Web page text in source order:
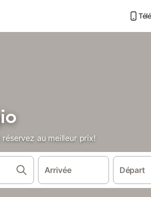
au meilleur prix!
Arrivée Départ